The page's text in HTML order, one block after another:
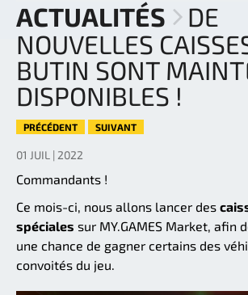
ACTUALITÉS
DE
NOUVELLES
BUTIN SONT
DISPONIBLES !
PRÉCÉDENT SUIVANT
01 JUIL | 2022
Commandants !
Ce mois-ci, nous allons lancer des
spéciales sur MY.GAMES Market, afin
une chance de gagner certains des
convoités du jeu.